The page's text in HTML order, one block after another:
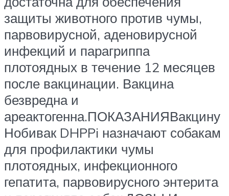
защиты животного против чумы,
парвовирусной, аденовирусной
инфекций и парагриппа
плотоядных в течение 12 месяцев
после вакцинации. Вакцина
безвредна и
ареактогенна.ПОКАЗАНИЯВакцину
Нобивак DHPPi назначают собакам
для профилактики чумы
плотоядных, инфекционного
гепатита, парвовирусного энтерита